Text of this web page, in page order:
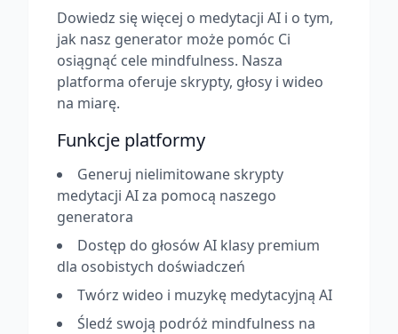
Dowiedz się więcej o medytacji AI i o tym,
jak nasz generator może pomóc Ci
osiągnąć cele mindfulness. Nasza
platforma oferuje skrypty, głosy i wideo
na miarę.
Funkcje platformy
Generuj nielimitowane skrypty
medytacji AI za pomocą naszego
generatora
Dostęp do głosów AI klasy premium
dla osobistych doświadczeń
Twórz wideo i muzykę medytacyjną AI
Śledź swoją podróż mindfulness na